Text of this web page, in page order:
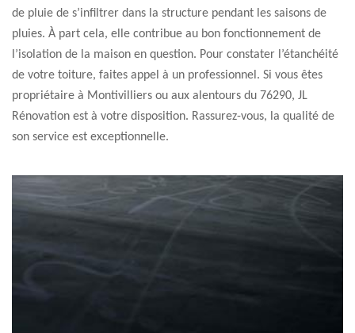
de pluie de s’infiltrer dans la structure pendant les saisons de
pluies. À part cela, elle contribue au bon fonctionnement de
l’isolation de la maison en question. Pour constater l’étanchéité
de votre toiture, faites appel à un professionnel. Si vous êtes
propriétaire à Montivilliers ou aux alentours du 76290, JL
Rénovation est à votre disposition. Rassurez-vous, la qualité de
son service est exceptionnelle.